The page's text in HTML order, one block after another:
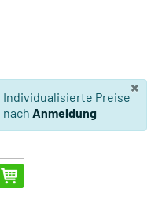
×
Individualisierte Preise
nach Anmeldung